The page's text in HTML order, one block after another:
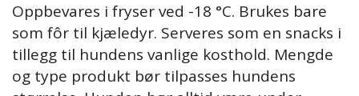
Oppbevares i fryser ved -18 °C. Brukes bare
som fôr til kjæledyr. Serveres som en snacks i
tillegg til hundens vanlige kosthold. Mengde
og type produkt bør tilpasses hundens